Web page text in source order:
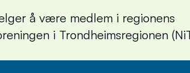
å være medlem i regionens
i Trondheimsregionen